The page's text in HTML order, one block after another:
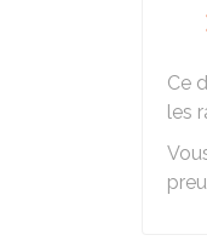
Ce
les